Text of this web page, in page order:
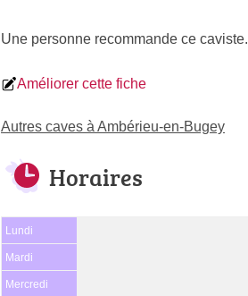
Une personne recommande ce caviste.
Améliorer cette fiche
Autres caves à Ambérieu-en-Bugey
Horaires
Lundi
Mardi
Mercredi